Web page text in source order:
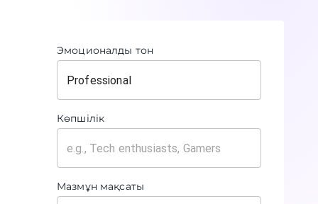
Эмоционалды тон
Көпшілік
Мазмұн мақсаты